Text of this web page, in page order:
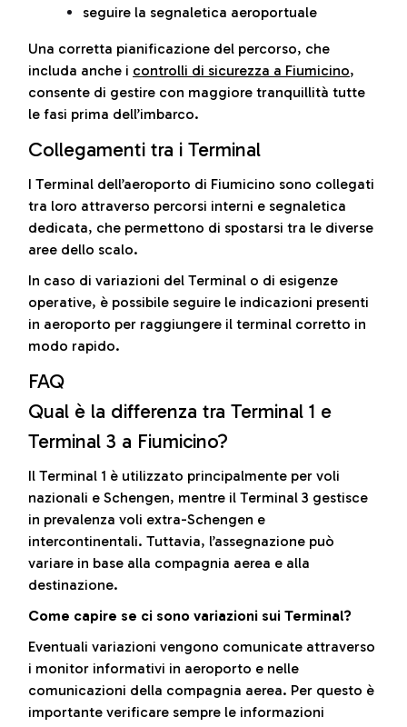
seguire la segnaletica aeroportuale
Una corretta pianificazione del percorso, che
includa anche i controlli di sicurezza a Fiumicino,
consente di gestire con maggiore tranquillità tutte
le fasi prima dell’imbarco.
Collegamenti tra i Terminal
I Terminal dell’aeroporto di Fiumicino sono collegati
tra loro attraverso percorsi interni e segnaletica
dedicata, che permettono di spostarsi tra le diverse
aree dello scalo.
In caso di variazioni del Terminal o di esigenze
operative, è possibile seguire le indicazioni presenti
in aeroporto per raggiungere il terminal corretto in
modo rapido.
FAQ
Qual è la differenza tra Terminal 1 e
Terminal 3 a Fiumicino?
Il Terminal 1 è utilizzato principalmente per voli
nazionali e Schengen, mentre il Terminal 3 gestisce
in prevalenza voli extra-Schengen e
intercontinentali. Tuttavia, l’assegnazione può
variare in base alla compagnia aerea e alla
destinazione.
Come capire se ci sono variazioni sui Terminal?
Eventuali variazioni vengono comunicate attraverso
i monitor informativi in aeroporto e nelle
comunicazioni della compagnia aerea. Per questo è
importante verificare sempre le informazioni